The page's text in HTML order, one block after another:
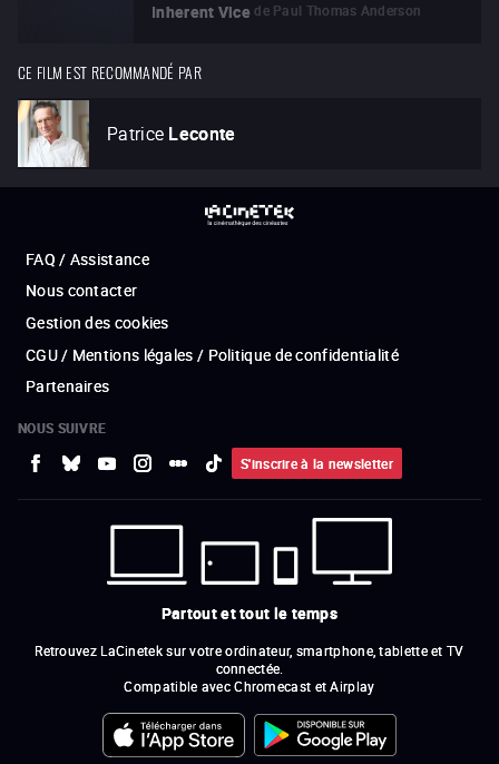
Inherent Vice de Paul Thomas Anderson
CE FILM EST RECOMMANDÉ PAR
Patrice Leconte
FAQ / Assistance
Nous contacter
Gestion des cookies
CGU / Mentions légales / Politique de confidentialité
Partenaires
NOUS SUIVRE
S'inscrire à la newsletter
Partout et tout le temps
Retrouvez LaCinetek sur votre ordinateur, smartphone, tablette et TV
connectée.
Compatible avec Chromecast et Airplay